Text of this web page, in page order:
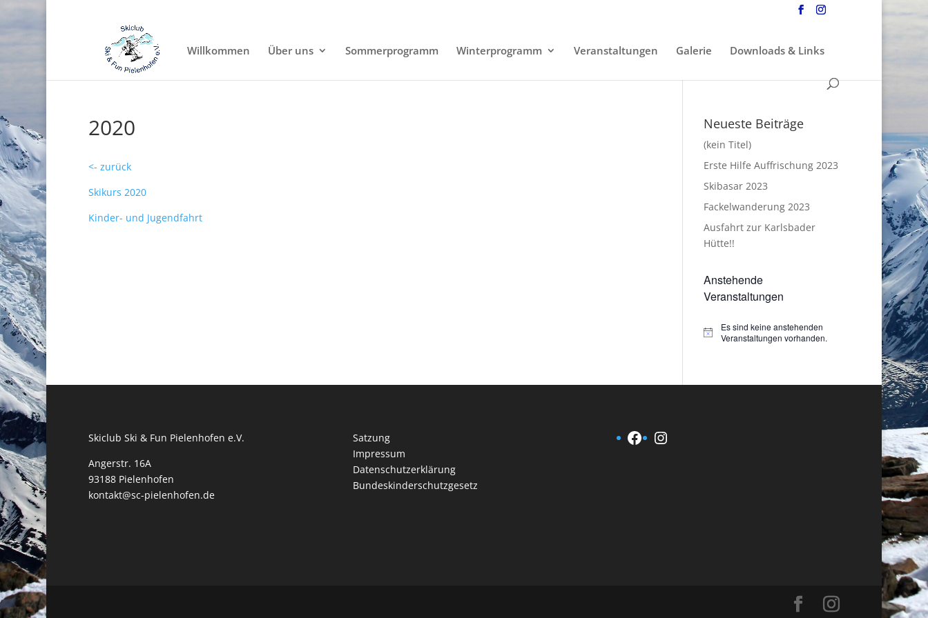
Willkommen Über uns Sommerprogramm Winterprogramm Veranstaltungen Galerie Downloads & Links
2020
<- zurück
Skikurs 2020
Kinder- und Jugendfahrt
Neueste Beiträge
(kein Titel)
Erste Hilfe Auffrischung 2023
Skibasar 2023
Fackelwanderung 2023
Ausfahrt zur Karlsbader
Hütte!!
Anstehende
Veranstaltungen
Hinweis
Es sind keine anstehenden
Veranstaltungen vorhanden.
Skiclub Ski & Fun Pielenhofen e.V.
Angerstr. 16A
93188 Pielenhofen
kontakt@sc-pielenhofen.de
Satzung
Impressum
Datenschutzerklärung
Bundeskinderschutzgesetz
Facebook
Instagram